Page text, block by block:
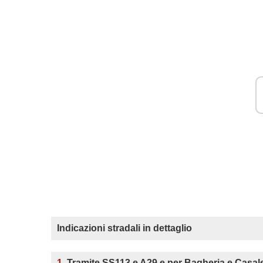
Indicazioni stradali in dettaglio